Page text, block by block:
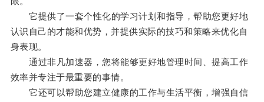
它提供了一套个性化的学习计划和指导，帮助您更好地
认识自己的才能和优势，并提供实际的技巧和策略来优化自
身表现。
通过非凡加速器，您将能够更好地管理时间、提高工作
效率并专注于最重要的事情。
它还可以帮助您建立健康的工作与生活平衡，增强自信